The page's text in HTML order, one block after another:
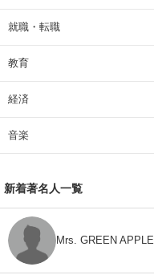
就職・転職
教育
経済
音楽
新着著名人一覧
Mrs. GREEN APPLE